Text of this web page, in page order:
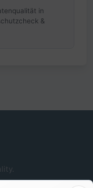
in
&